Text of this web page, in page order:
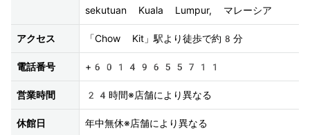
sekutuan Kuala Lumpur, マレーシア
アクセス 「Chow Kit」駅より徒歩で約8分
電話番号 +60149655711
営業時間 24時間※店舗により異なる
休館日 年中無休※店舗により異なる